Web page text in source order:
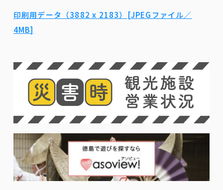
印刷用データ（3882 x 2183）[JPEGファイル／
4MB]